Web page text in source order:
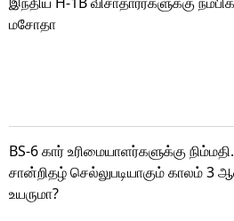
மசோதா
BS-6 கார் உரிமையாளர்களுக்கு
சான்றிதழ் செல்லுபடியாகும் காலம் 3
உயருமா?